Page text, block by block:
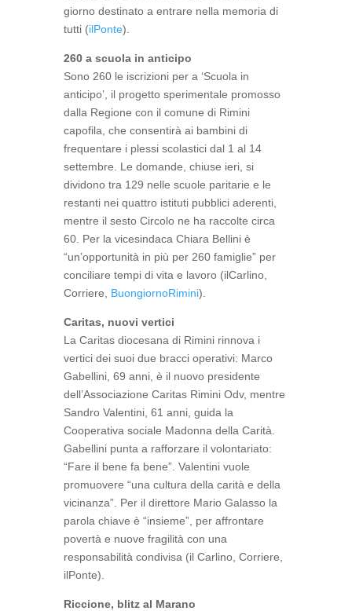
giorno destinato a entrare nella memoria di
tutti (ilPonte).
260 a scuola in anticipo
Sono 260 le iscrizioni per a ‘Scuola in
anticipo’, il progetto sperimentale promosso
dalla Regione con il comune di Rimini
capofila, che consentirà ai bambini di
frequentare i plessi scolastici dal 1 al 14
settembre. Le domande, chiuse ieri, si
dividono tra 129 nelle scuole paritarie e le
restanti nei quattro istituti pubblici aderenti,
mentre il sesto Circolo ne ha raccolte circa
60. Per la vicesindaca Chiara Bellini è
“un’opportunità in più per 260 famiglie” per
conciliare tempi di vita e lavoro (ilCarlino,
Corriere, BuongiornoRimini).
Caritas, nuovi vertici
La Caritas diocesana di Rimini rinnova i
vertici dei suoi due bracci operativi: Marco
Gabellini, 69 anni, è il nuovo presidente
dell’Associazione Caritas Rimini Odv, mentre
Sandro Valentini, 61 anni, guida la
Cooperativa sociale Madonna della Carità.
Gabellini punta a rafforzare il volontariato:
“Fare il bene fa bene”. Valentini vuole
promuovere “una cultura della carità e della
vicinanza”. Per il direttore Mario Galasso la
parola chiave è “insieme”, per affrontare
povertà e nuove fragilità con una
responsabilità condivisa (il Carlino, Corriere,
ilPonte).
Riccione, blitz al Marano